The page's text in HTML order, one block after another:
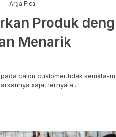
Arga Fica
Produk
Menarik
calon customer tidak semata-
saja, ternyata...